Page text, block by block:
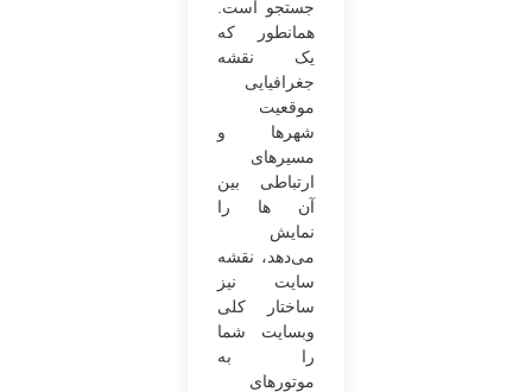
جستجو است.
همانطور که
یک نقشه
جغرافیایی
موقعیت
شهرها و
مسیرهای
ارتباطی بین
آن ها را
نمایش
می‌دهد، نقشه
سایت نیز
ساختار کلی
وبسایت شما
را به
موتورهای